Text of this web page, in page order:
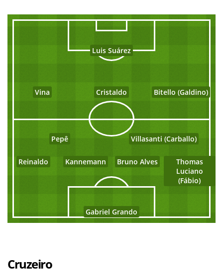
Luis Suárez
Vina Cristaldo Bitello (Galdino)
Pepê Villasanti (Carballo)
Reinaldo Kannemann Bruno Alves
Thomas
Luciano
(Fábio)
Gabriel Grando
Cruzeiro